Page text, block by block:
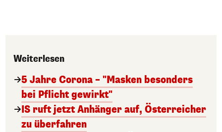
Weiterlesen
5 Jahre Corona – "Masken besonders
bei Pflicht gewirkt"
IS ruft jetzt Anhänger auf, Österreicher
zu überfahren